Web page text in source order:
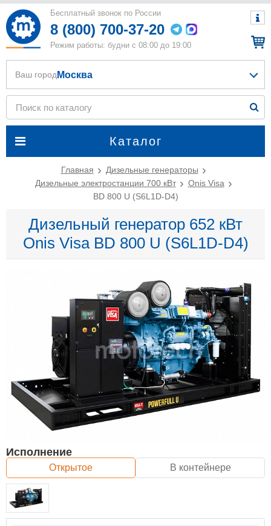
Бесплатный звонок по России
8 (800) 700-37-20
Режим работы: будни с 08:00 до 19:00
Каталог
Ваш город Москва
Главная
Дизельные генераторы
Дизельные электростанции 700 кВт
Onis Visa
BD 800 U (S6L1D-D4)
Дизельный генератор 652 кВт
Onis Visa BD 800 U (S6L1D-D4)
Исполнение
Открытое В контейнере